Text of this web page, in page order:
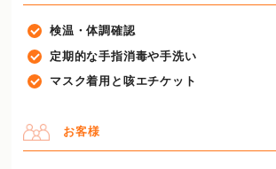
検温・体調確認
定期的な手指消毒や手洗い
マスク着用と咳エチケット
お客様